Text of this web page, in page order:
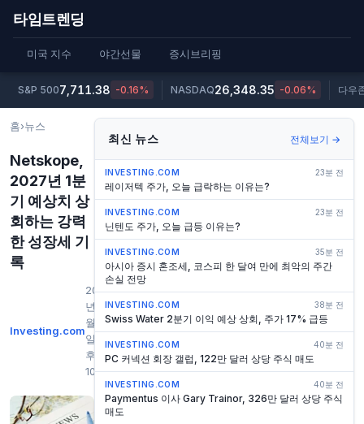
타임트렌딩
미국 지수 야간선물 증시브리핑
S&P 5007,711.38 -0.16% NASDAQ26,348.35 -0.06% 다우
홈›뉴스
Netskope,
2027년 1분
기 예상치 상
회하는 강력
한 성장세 기
록
Investing.com
2026
년 6
월 3
일 오
후
10:30
최신 뉴스 전체보기 →
INVESTING.COM 23분 전
레이저텍 주가, 오늘 급락하는 이유는?
INVESTING.COM 23분 전
닌텐도 주가, 오늘 급등 이유는?
INVESTING.COM 35분 전
아시아 증시 혼조세, 코스피 한 달여 만에 최악의 주간
손실 전망
INVESTING.COM 38분 전
Swiss Water 2분기 이익 예상 상회, 주가 17% 급등
INVESTING.COM 40분 전
PC 커넥션 회장 갤럽, 122만 달러 상당 주식 매도
INVESTING.COM 40분 전
Paymentus 이사 Gary Trainor, 326만 달러 상당 주식
매도